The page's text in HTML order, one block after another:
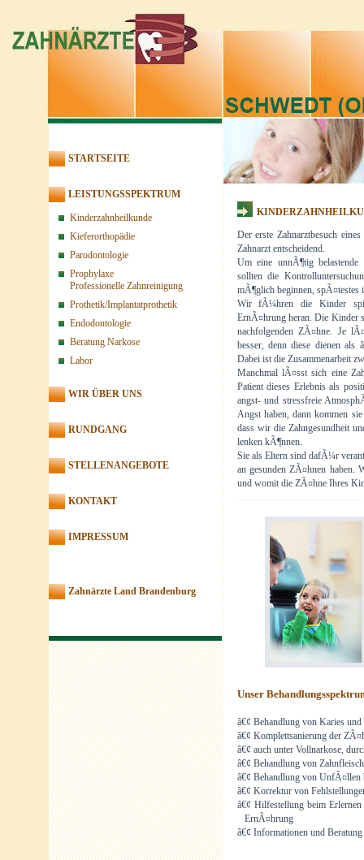
STARTSEITE
LEISTUNGSSPEKTRUM
Kinderzahnheilkunde
Kieferorthopädie
Parodontologie
Prophylaxe
Professionelle Zahnreinigung
Prothetik/Implantatprothetik
Endodontologie
Beratung Narkose
Labor
WIR ÜBER UNS
RUNDGANG
STELLENANGEBOTE
KONTAKT
IMPRESSUM
Zahnärzte Land Brandenburg
Der erste Zahnarztbesuch
Zahnarzt entscheidend.
Um eine unnÃ¶tig
sollten die
mÃ¶glich beginnen, spÃ¤testes
Wir fÃ¼hren die Kinder
ErnÃ¤hrung heran. Die Kinder
nachfolgenden ZÃ¤hne. Je
besser, denn diese dienen
Dabei ist die Zusammenarbeit
Manchmal lÃ¤sst sich eine
Patient dieses Erlebnis als
angst- und stressfreie
Angst haben, dann kommen
dass wir die Zahngesundheit
lenken kÃ¶nnen.
Sie als Eltern sind dafÃ¼r
an gesunden ZÃ¤hnen haben.
und womit die ZÃ¤hne Ihres
Unser
â€¢ Behandlung von Karies
â€¢ Komplettsanierung der
â€¢ auch unter Vollnarkose,
â€¢ Behandlung von
â€¢ Behandlung von
â€¢ Korrektur von
â€¢ Hilfestellung beim
ErnÃ¤hrung
â€¢ Informationen und